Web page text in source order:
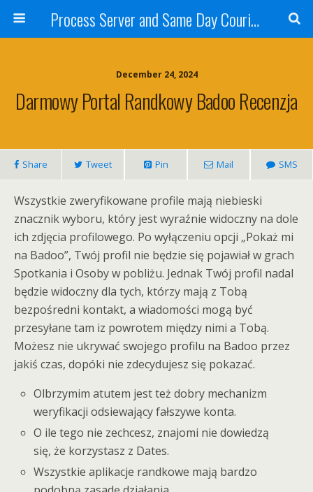
Process Server and Same Day Courier Services- San Diego|Orange County|Los Angeles
December 24, 2024
Darmowy Portal Randkowy Badoo Recenzja
Share Tweet Pin Mail SMS
Wszystkie zweryfikowane profile mają niebieski
znacznik wyboru, który jest wyraźnie widoczny na dole
ich zdjęcia profilowego. Po wyłączeniu opcji „Pokaż mi
na Badoo”, Twój profil nie będzie się pojawiał w grach
Spotkania i Osoby w pobliżu. Jednak Twój profil nadal
będzie widoczny dla tych, którzy mają z Tobą
bezpośredni kontakt, a wiadomości mogą być
przesyłane tam iz powrotem między nimi a Tobą.
Możesz nie ukrywać swojego profilu na Badoo przez
jakiś czas, dopóki nie zdecydujesz się pokazać.
Olbrzymim atutem jest też dobry mechanizm
weryfikacji odsiewający fałszywe konta.
O ile tego nie zechcesz, znajomi nie dowiedzą
się, że korzystasz z Dates.
Wszystkie aplikacje randkowe mają bardzo